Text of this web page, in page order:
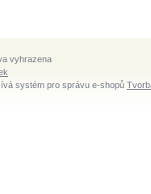
vyhrazena
systém pro správu e-shopů